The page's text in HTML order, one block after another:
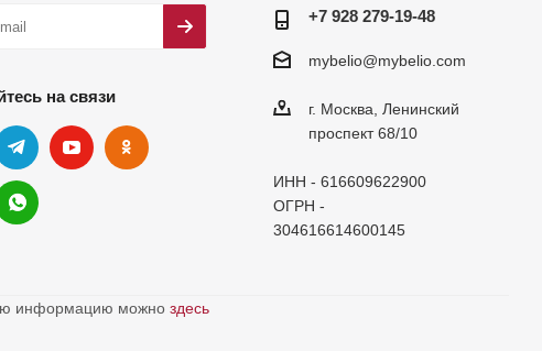
на связи
+7 928 279-19-48
mybelio@mybelio.com
г. Москва, Ленинский
проспект 68/10
ИНН - 616609622900
ОГРН -
304616614600145
информацию можно здесь